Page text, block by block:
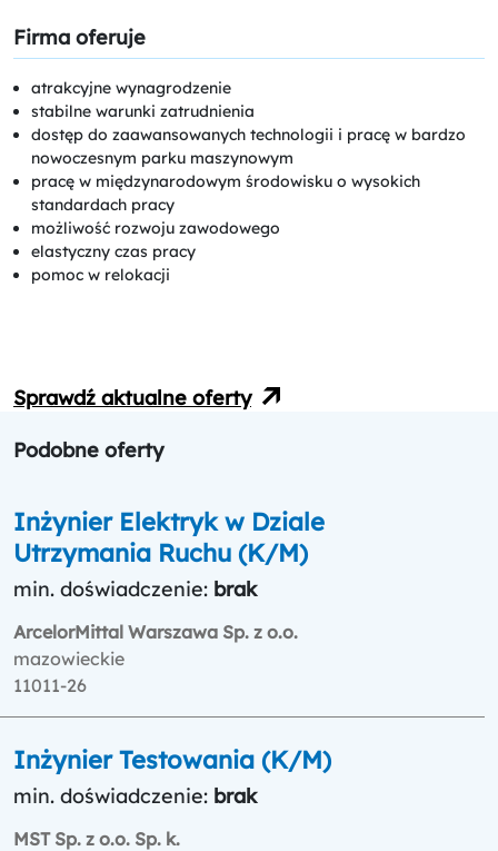
Firma oferuje
atrakcyjne wynagrodzenie
stabilne warunki zatrudnienia
dostęp do zaawansowanych technologii i pracę w bardzo
nowoczesnym parku maszynowym
pracę w międzynarodowym środowisku o wysokich
standardach pracy
możliwość rozwoju zawodowego
elastyczny czas pracy
pomoc w relokacji
Sprawdź aktualne oferty
Podobne oferty
Inżynier Elektryk w Dziale
Utrzymania Ruchu (K/M)
min. doświadczenie: brak
ArcelorMittal Warszawa Sp. z o.o.
mazowieckie
11011-26
Inżynier Testowania (K/M)
min. doświadczenie: brak
MST Sp. z o.o. Sp. k.